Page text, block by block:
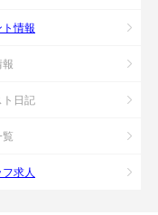
ト情報
報
ト日記
求人